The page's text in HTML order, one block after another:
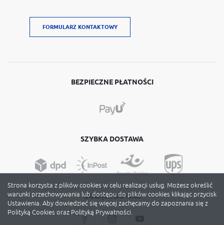
FORMULARZ KONTAKTOWY
BEZPIECZNE PŁATNOŚCI
SZYBKA DOSTAWA
DOŁĄCZ DO NAS
Strona korzysta z plików cookies w celu realizacji usług. Możesz określić
warunki przechowywania lub dostępu do plików cookies klikając przycisk
Ustawienia. Aby dowiedzieć się więcej zachęcamy do zapoznania się z
Polityką Cookies oraz Polityką Prywatności.